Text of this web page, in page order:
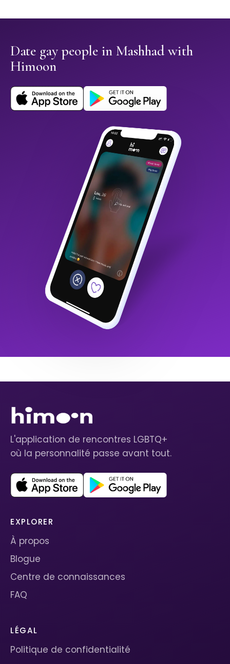
Date gay people in Mashhad with
Himoon
L'application de rencontres LGBTQ+
où la personnalité passe avant tout.
EXPLORER
À propos
Blogue
Centre de connaissances
FAQ
LÉGAL
Politique de confidentialité